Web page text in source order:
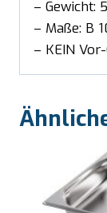
– Gewicht:
– Maße: B
– KEIN